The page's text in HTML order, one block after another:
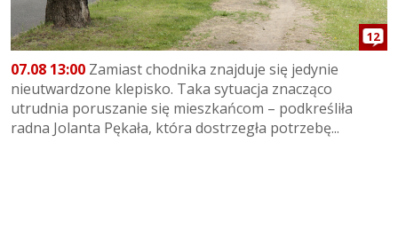
12
07.08 13:00 Zamiast chodnika znajduje się jedynie
nieutwardzone klepisko. Taka sytuacja znacząco
utrudnia poruszanie się mieszkańcom – podkreśliła
radna Jolanta Pękała, która dostrzegła potrzebę...